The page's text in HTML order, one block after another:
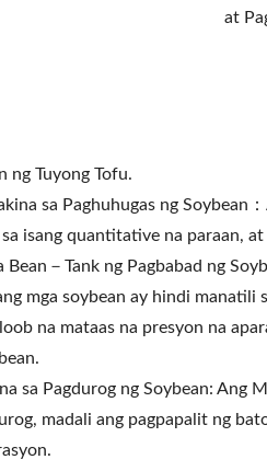
at
ng Tuyong Tofu.
sa Paghuhugas ng Soybean
isang quantitative na paraan,
Bean－Tank ng Pagbabad ng
mga soybean ay hindi
na mataas na presyon na
sa Pagdurog ng Soybean: Ang
madali ang pagpapalit ng